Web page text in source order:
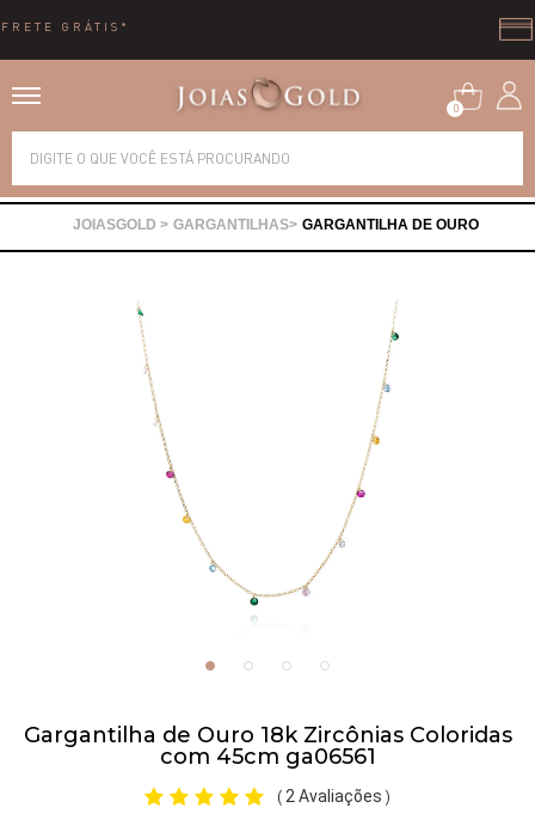
0
GARGANTILHAS GARGANTILHA DE OURO
Gargantilha de Ouro 18k Zircônias Coloridas
com 45cm ga06561
( 2 Avaliações )
Alianças
Pedras Preciosas